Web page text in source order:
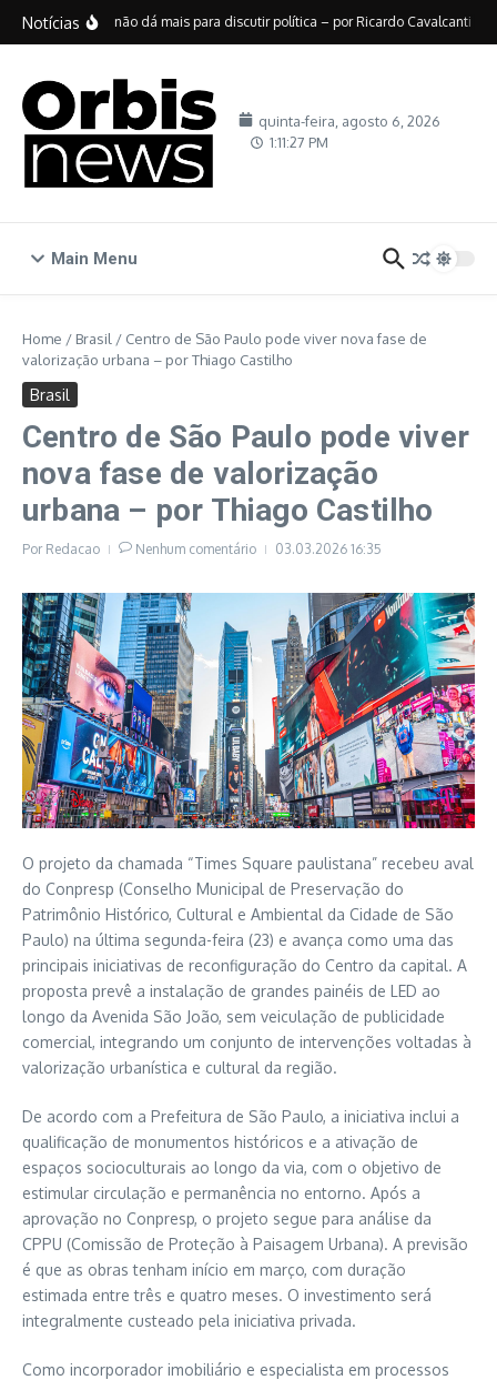
Ir para o conteúdo
Notícias
No Brasil, não dá mais para discutir política – por Ricardo Cavalcanti
quinta-feira, agosto 6, 2026
1:11:27 PM
Main Menu
Home / Brasil / Centro de São Paulo pode viver nova fase de
valorização urbana – por Thiago Castilho
Brasil
Centro de São Paulo pode viver
nova fase de valorização
urbana – por Thiago Castilho
Por Redacao Nenhum comentário 03.03.2026 16:35
O projeto da chamada “Times Square paulistana” recebeu aval
do Conpresp (Conselho Municipal de Preservação do
Patrimônio Histórico, Cultural e Ambiental da Cidade de São
Paulo) na última segunda-feira (23) e avança como uma das
principais iniciativas de reconfiguração do Centro da capital. A
proposta prevê a instalação de grandes painéis de LED ao
longo da Avenida São João, sem veiculação de publicidade
comercial, integrando um conjunto de intervenções voltadas à
valorização urbanística e cultural da região.
De acordo com a Prefeitura de São Paulo, a iniciativa inclui a
qualificação de monumentos históricos e a ativação de
espaços socioculturais ao longo da via, com o objetivo de
estimular circulação e permanência no entorno. Após a
aprovação no Conpresp, o projeto segue para análise da
CPPU (Comissão de Proteção à Paisagem Urbana). A previsão
é que as obras tenham início em março, com duração
estimada entre três e quatro meses. O investimento será
integralmente custeado pela iniciativa privada.
Como incorporador imobiliário e especialista em processos